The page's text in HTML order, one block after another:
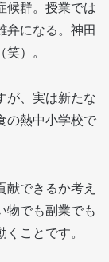
候群。授業では
弁になる。神田
）。
が、実は新たな
の熱中小学校で
献できるか考え
物でも副業でも
ことです。